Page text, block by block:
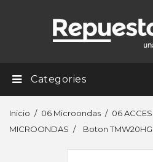
Categories
Inicio 06 Microondas
06
MICROONDAS
Boton